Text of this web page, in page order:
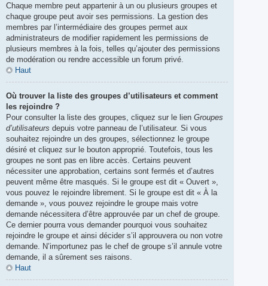
Chaque membre peut appartenir à un ou plusieurs groupes et
chaque groupe peut avoir ses permissions. La gestion des
membres par l’intermédiaire des groupes permet aux
administrateurs de modifier rapidement les permissions de
plusieurs membres à la fois, telles qu’ajouter des permissions
de modération ou rendre accessible un forum privé.
Haut
Où trouver la liste des groupes d’utilisateurs et comment
les rejoindre ?
Pour consulter la liste des groupes, cliquez sur le lien Groupes
d’utilisateurs depuis votre panneau de l’utilisateur. Si vous
souhaitez rejoindre un des groupes, sélectionnez le groupe
désiré et cliquez sur le bouton approprié. Toutefois, tous les
groupes ne sont pas en libre accès. Certains peuvent
nécessiter une approbation, certains sont fermés et d’autres
peuvent même être masqués. Si le groupe est dit « Ouvert »,
vous pouvez le rejoindre librement. Si le groupe est dit « À la
demande », vous pouvez rejoindre le groupe mais votre
demande nécessitera d’être approuvée par un chef de groupe.
Ce dernier pourra vous demander pourquoi vous souhaitez
rejoindre le groupe et ainsi décider s’il approuvera ou non votre
demande. N’importunez pas le chef de groupe s’il annule votre
demande, il a sûrement ses raisons.
Haut